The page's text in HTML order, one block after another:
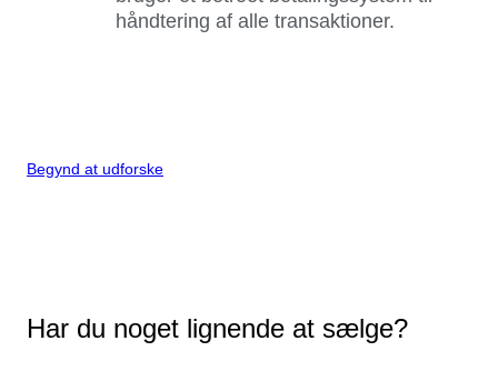
håndtering af alle transaktioner.
Begynd at udforske
Har du noget lignende at sælge?